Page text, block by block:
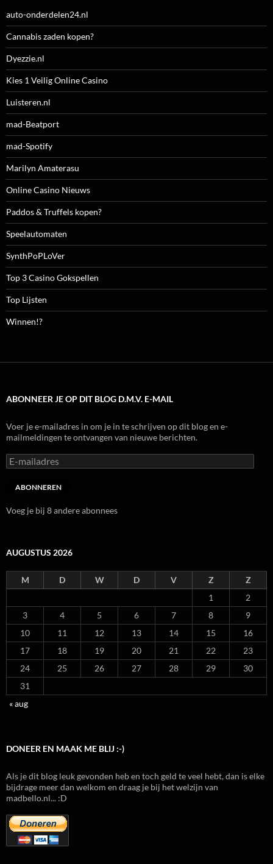
auto-onderdelen24.nl
Cannabis zaden kopen?
Dyezzie.nl
Kies 1 Veilig Online Casino
Luisteren.nl
mad-Beatport
mad-Spotify
Marilyn Amaterasu
Online Casino Nieuws
Paddos & Truffels kopen?
Speelautomaten
SynthPoPLoVer
Top 3 Casino Gokspellen
Top Lijsten
Winnen!?
ABONNEER JE OP DIT BLOG D.M.V. E-MAIL
Voer je e-mailadres in om je in te schrijven op dit blog en e-
mailmeldingen te ontvangen van nieuwe berichten.
E-
mailadres
ABONNEREN
Voeg je bij 8 andere abonnees
AUGUSTUS 2026
M D W D V Z
Z
1
2
3
4 5 6 7 8
9
10
11 12 13 14 15
16
17
18 19 20 21 22
23
24
25 26 27 28 29
30
31
« aug
DONEER EN MAAK ME BLIJ :-)
Als je dit blog leuk gevonden heb en toch geld te veel hebt, dan is elke
bijdrage meer dan welkom en draag je bij het welzijn van
madbello.nl... :D